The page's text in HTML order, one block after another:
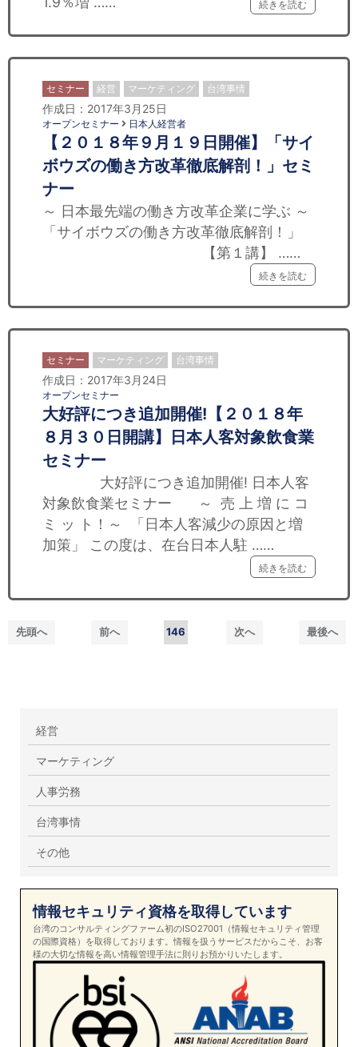
続きを読む
セミナー 経営 マーケティング 台湾事情
作成日：2017年3月25日
オープンセミナー 日本人経営者
【２０１８年９月１９日開催】「サイ
ボウズの働き方改革徹底解剖！」セミ
ナー
～ 日本最先端の働き方改革企業に学ぶ ～
「サイボウズの働き方改革徹底解剖！」
【第１講】 ……
続きを読む
セミナー マーケティング 台湾事情
作成日：2017年3月24日
オープンセミナー
大好評につき追加開催!【２０１８年
８月３０日開講】日本人客対象飲食業
セミナー
大好評につき追加開催! 日本人客
対象飲食業セミナー ～ 売 上 増 に コ
ミ ッ ト！～ 「日本人客減少の原因と増
加策」 この度は、在台日本人駐 ……
続きを読む
先頭へ 前へ 146 次へ 最後へ
経営
マーケティング
人事労務
台湾事情
その他
情報セキュリティ資格を取得しています
台湾のコンサルティングファーム初のISO27001（情報セキュリティ管理
の国際資格）を取得しております。情報を扱うサービスだからこそ、お客
様の大切な情報を高い情報管理手法に則りお預かりいたします。